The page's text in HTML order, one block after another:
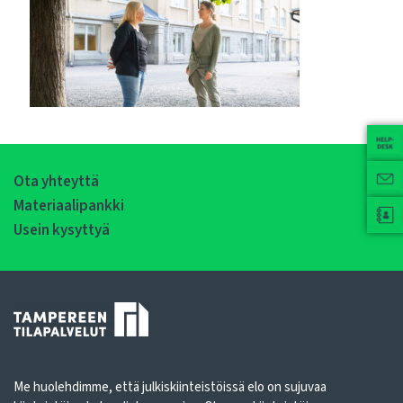
Ota yhteyttä
Materiaalipankki
Usein kysyttyä
Me huolehdimme, että julkiskiinteistöissä elo on sujuvaa